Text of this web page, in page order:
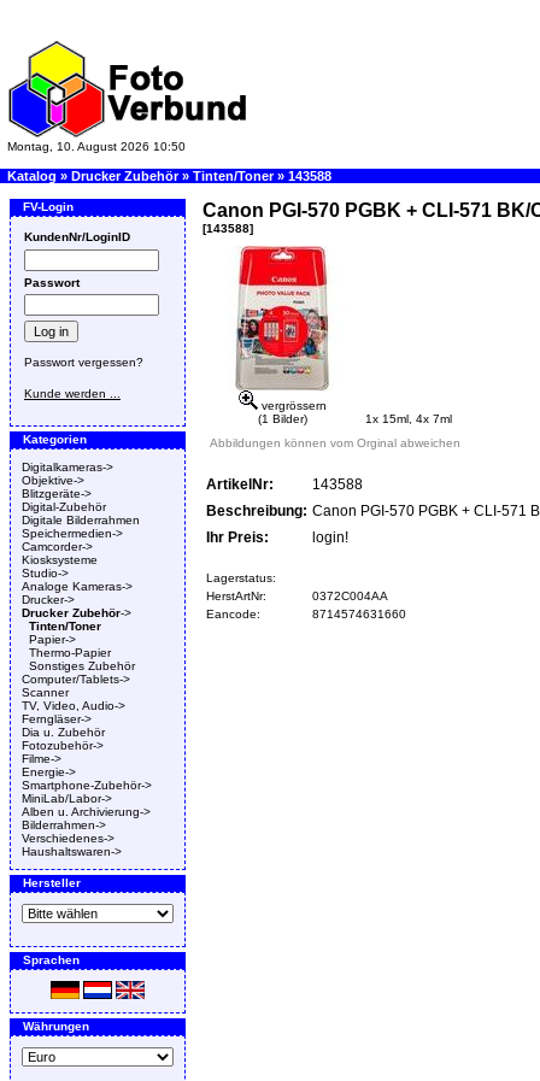
Montag, 10. August 2026 10:50
Katalog » Drucker Zubehör» Tinten/Toner» 143588
FV-Login
KundenNr/LoginID
Passwort
Passwort vergessen?
Kunde werden ...
Kategorien
Digitalkameras->
Objektive->
Blitzgeräte->
Digital-Zubehör
Digitale Bilderrahmen
Speichermedien->
Camcorder->
Kiosksysteme
Studio->
Analoge Kameras->
Drucker->
Drucker Zubehör->
Tinten/Toner
Papier->
Thermo-Papier
Sonstiges Zubehör
Computer/Tablets->
Scanner
TV, Video, Audio->
Ferngläser->
Dia u. Zubehör
Fotozubehör->
Filme->
Energie->
Smartphone-Zubehör->
MiniLab/Labor->
Alben u. Archivierung->
Bilderrahmen->
Verschiedenes->
Haushaltswaren->
Hersteller
Sprachen
Währungen
Canon PGI-570 PGBK + CLI-571 BK/
[143588]
vergrössern
(1 Bilder)
1x 15ml, 4x 7ml
Abbildungen können vom Orginal abweichen
ArtikelNr:
143588
Beschreibung: Canon PGI-570 PGBK + CLI-571
Ihr Preis:
login!
Lagerstatus:
HerstArtNr:
0372C004AA
Eancode:
8714574631660